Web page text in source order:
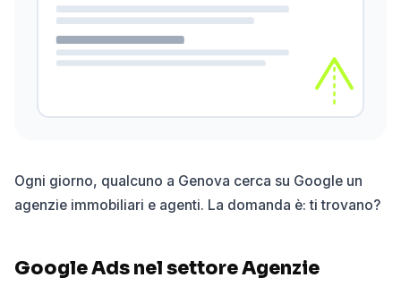
Ogni giorno, qualcuno a Genova cerca su Google un
agenzie immobiliari e agenti. La domanda è: ti trovano?
Google Ads nel settore Agenzie